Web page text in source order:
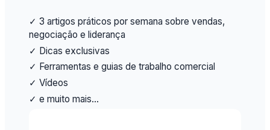
✓ 3 artigos práticos por semana sobre vendas,
negociação e liderança
✓ Dicas exclusivas
✓ Ferramentas e guias de trabalho comercial
✓ Vídeos
✓ e muito mais…